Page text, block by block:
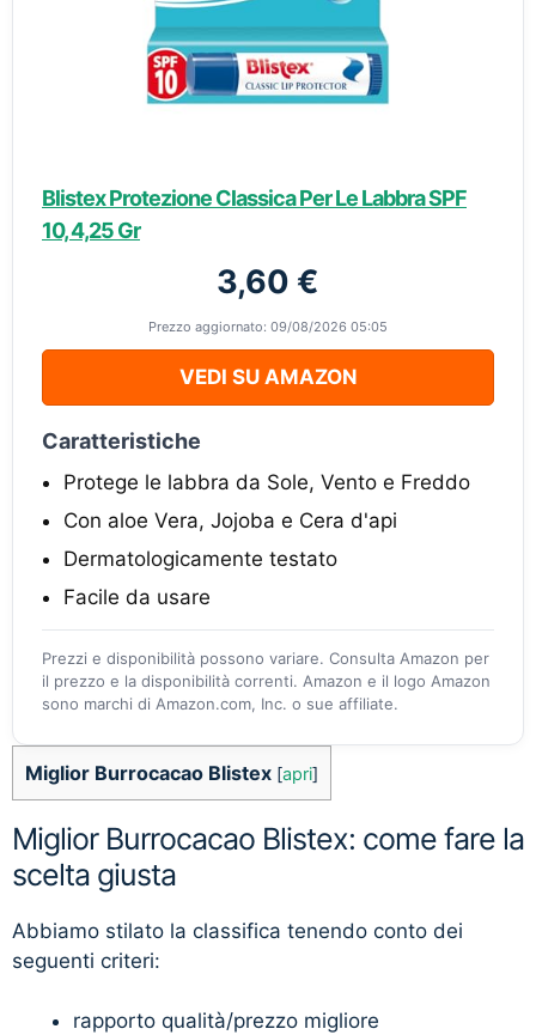
Blistex Protezione Classica Per Le Labbra SPF
10, 4,25 Gr
3,60 €
Prezzo aggiornato: 09/08/2026 05:05
VEDI SU AMAZON
Caratteristiche
Protege le labbra da Sole, Vento e Freddo
Con aloe Vera, Jojoba e Cera d'api
Dermatologicamente testato
Facile da usare
Prezzi e disponibilità possono variare. Consulta Amazon per
il prezzo e la disponibilità correnti. Amazon e il logo Amazon
sono marchi di Amazon.com, Inc. o sue affiliate.
Miglior Burrocacao Blistex [apri]
Miglior Burrocacao Blistex: come fare la
scelta giusta
Abbiamo stilato la classifica tenendo conto dei
seguenti criteri:
rapporto qualità/prezzo migliore